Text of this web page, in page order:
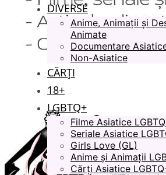
DIVERSE
Anime, Animații și
Animate
Documentare
Non-Asiatice
CĂRȚI
18+
LGBTQ+
Filme Asiatice
Seriale Asiatice
Girls Love (GL)
Anime și Animații
Cărți Asiatice